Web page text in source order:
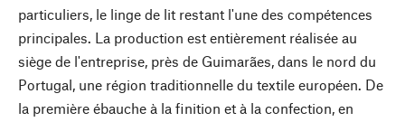
particuliers, le linge de lit restant l'une des compétences
principales. La production est entièrement réalisée au
siège de l'entreprise, près de Guimarães, dans le nord du
Portugal, une région traditionnelle du textile européen. De
la première ébauche à la finition et à la confection, en